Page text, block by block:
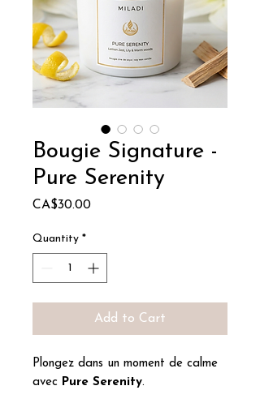
Bougie Signature -
Pure Serenity
CA$30.00Price
Quantity *
Add to Cart
Plongez dans un moment de calme
avec Pure Serenity.